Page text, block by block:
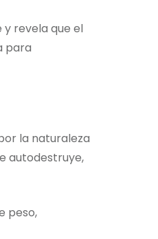
y revela que el
para
la naturaleza
autodestruye,
peso,